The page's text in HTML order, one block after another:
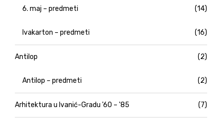
6. maj – predmeti (14)
Ivakarton – predmeti (16)
Antilop (2)
Antilop – predmeti (2)
Arhitektura u Ivanić-Gradu '60 – '85 (7)